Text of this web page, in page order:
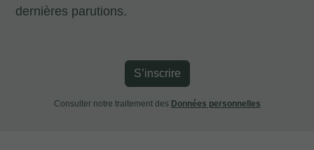
dernières parutions.
S’inscrire
Consulter notre traitement des Données personnelles